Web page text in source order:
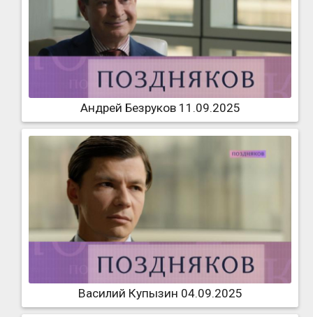
Андрей Безруков 11.09.2025
Василий Купызин 04.09.2025